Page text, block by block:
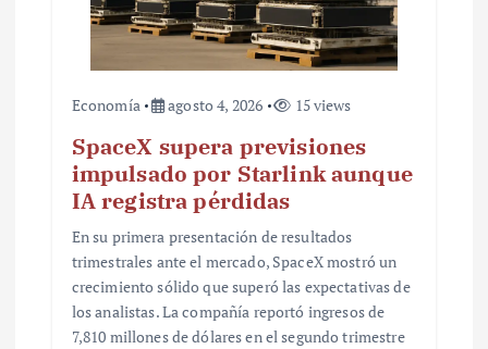
Economía agosto 4, 2026 15 views
SpaceX supera previsiones
impulsado por Starlink aunque
IA registra pérdidas
En su primera presentación de resultados
trimestrales ante el mercado, SpaceX mostró un
crecimiento sólido que superó las expectativas de
los analistas. La compañía reportó ingresos de
7,810 millones de dólares en el segundo trimestre